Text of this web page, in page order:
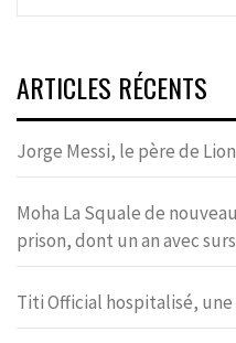
ARTICLES RÉCENTS
Jorge Messi, le père de
Moha La Squale de
prison, dont un an avec
Titi Official hospitalisé, une